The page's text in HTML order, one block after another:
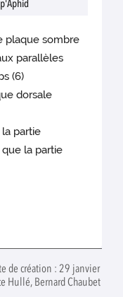
plaque sombre
parallèles
(6)
dorsale
partie
la partie
de création : 29 janvier
Hullé, Bernard Chaubet